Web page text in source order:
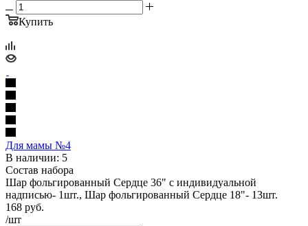
Купить
Для мамы №4
В наличии: 5
Состав набора
Шар фольгированный Сердце 36" с индивидуальной
надписью- 1шт., Шар фольгированный Сердце 18"- 13шт.
168 руб.
/шт